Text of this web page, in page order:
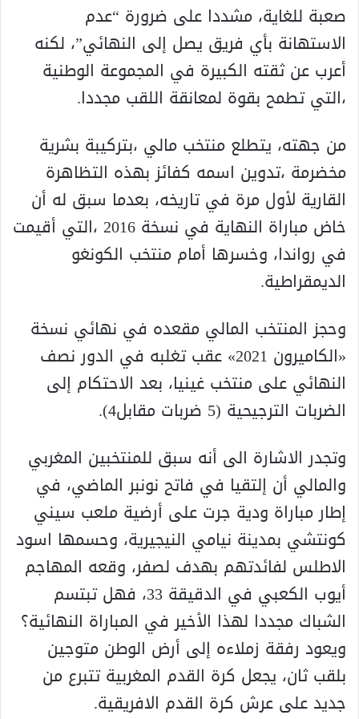
صعبة للغاية، مشددا على ضرورة “عدم
الاستهانة بأي فريق يصل إلى النهائي”، لكنه
أعرب عن ثقته الكبيرة في المجموعة الوطنية
،التي تطمح بقوة لمعانقة اللقب مجددا.
من جهته، يتطلع منتخب مالي ،بتركيبة بشرية
مخضرمة ،تدوين اسمه كفائز بهذه التظاهرة
القارية لأول مرة في تاريخه، بعدما سبق له أن
خاض مباراة النهاية في نسخة 2016 ،التي أقيمت
في رواندا، وخسرها أمام منتخب الكونغو
الديمقراطية.
وحجز المنتخب المالي مقعده في نهائي نسخة
«الكاميرون 2021» عقب تغلبه في الدور نصف
النهائي على منتخب غينيا، بعد الاحتكام إلى
الضربات الترجيحية (5 ضربات مقابل4).
وتجدر الاشارة الى أنه سبق للمنتخبين المغربي
والمالي أن إلتقيا في فاتح نونبر الماضي، في
إطار مباراة ودية جرت على أرضية ملعب سيني
كونتشي بمدينة نيامي النيجيرية، وحسمها اسود
الاطلس لفائدتهم بهدف لصفر، وقعه المهاجم
أيوب الكعبي في الدقيقة 33، فهل تبتسم
الشباك مجددا لهذا الأخير في المباراة النهائية؟
ويعود رفقة زملاءه إلى أرض الوطن متوجين
بلقب ثان، يجعل كرة القدم المغربية تتبرع من
جديد على عرش كرة القدم الافريقية.